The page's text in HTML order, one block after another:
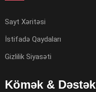
Sayt Xəritəsi
İstifadə Qaydaları
Gizlilik Siyasəti
Kömək & Dəstək